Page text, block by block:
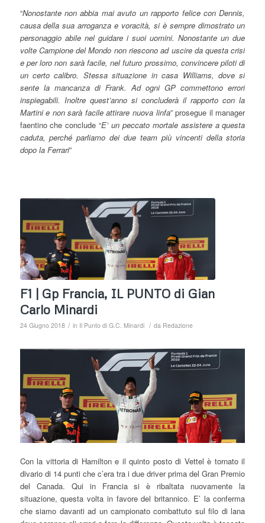
“Nonostante non abbia mai avuto un rapporto felice con Dennis,
causa della sua arroganza e voracità, si è sempre dimostrato un
personaggio abile nel guidare i suoi uomini. Nonostante un due
volte Campione del Mondo non riescono ad uscire da questa crisi
e per loro non sarà facile, nel futuro prossimo, convincere piloti di
un certo calibro. Stessa situazione in casa Williams, dove si
sente la mancanza di Frank. Ad ogni GP commettono errori
inspiegabili. Inoltre quest’anno si concluderà il rapporto con la
Martini e non sarà facile attirare nuova linfa” prosegue il manager
faentino che conclude “E’ un peccato mortale assistere a questa
caduta, perché parliamo dei due team più vincenti della storia
dopo la Ferrari”
F1 | Gp Francia, IL PUNTO di Gian
Carlo Minardi
24 Giugno 2018 / in Il Punto di G.C. Minardi / da Redazione
Con la vittoria di Hamilton e il quinto posto di Vettel è tornato il
divario di 14 punti che c’era tra i due driver prima del Gran Premio
del Canada. Qui in Francia si è ribaltata nuovamente la
situazione, questa volta in favore del britannico. E’ la conferma
che siamo davanti ad un campionato combattuto sul filo di lana